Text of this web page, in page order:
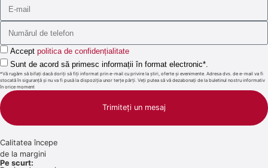
Accept politica de confidențialitate
Sunt de acord să primesc informații în format electronic*.
*Vă rugăm să bifați dacă doriți să fiți informat prin e-mail cu privire la știri, oferte și evenimente. Adresa dvs. de e-mail va fi
stocată în siguranță și nu va fi pusă la dispoziția unor terțe părți. Veți putea să vă dezabonați de la buletinul nostru informativ
în orice moment
Trimiteți un mesaj
Calitatea începe
de la margini
Pe scurt: